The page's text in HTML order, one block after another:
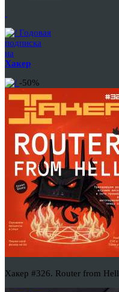
Годовая
подписка
на
Хакер
-50%
Хакер #326. Router from Hell